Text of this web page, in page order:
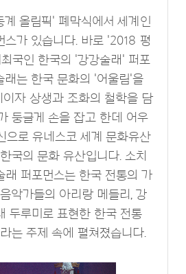
올림픽' 폐막식에서 세계인
스가 있습니다. 바로 '2018 평
국인 한국의 '강강술래' 퍼포
래는 한국 문화의 '어울림'을
이자 상생과 조화의 철학을 담
둥글게 손을 잡고 한데 어우
으로 유네스코 세계 문화유산
국의 문화 유산입니다. 소치
래 퍼포먼스는 한국 전통의 가
악가들의 아리랑 메들리, 강
두루미로 표현한 한국 전통
는 주제 속에 펼쳐졌습니다.